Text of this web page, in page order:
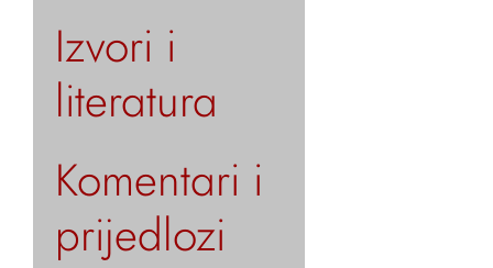
Izvori i
literatura
Komentari i
prijedlozi